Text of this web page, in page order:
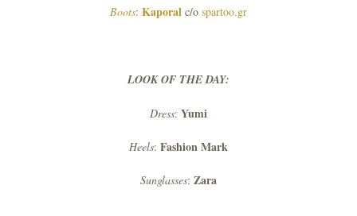
Boots: Kaporal c/o spartoo.gr
LOOK OF THE DAY:
Dress: Yumi
Heels: Fashion Mark
Sunglasses: Zara